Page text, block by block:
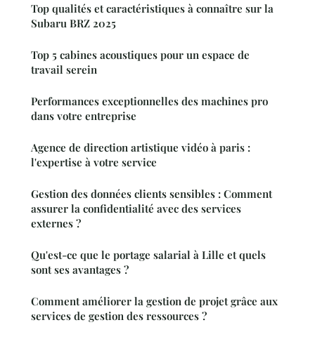
Top qualités et caractéristiques à connaître sur la
Subaru BRZ 2025
Top 5 cabines acoustiques pour un espace de
travail serein
Performances exceptionnelles des machines pro
dans votre entreprise
Agence de direction artistique vidéo à paris :
l'expertise à votre service
Gestion des données clients sensibles : Comment
assurer la confidentialité avec des services
externes ?
Qu'est-ce que le portage salarial à Lille et quels
sont ses avantages ?
Comment améliorer la gestion de projet grâce aux
services de gestion des ressources ?